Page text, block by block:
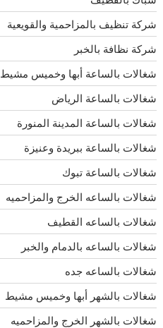
شركة تنظيف بالمزاحمية والقويعية
شركة نظافة بالخبر
شغالات بالساعة أبها وخميس مشيط
شغالات بالساعة الرياض
شغالات بالساعة المدينة المنورة
شغالات بالساعة ببريدة وعنيزة
شغالات بالساعة تبوك
شغالات بالساعه الخرج والمزاحميه
شغالات بالساعه القطيف
شغالات بالساعه بالدمام والخبر
شغالات بالساعه جده
شغالات بالشهر أبها وخميس مشيط
شغالات بالشهر الخرج والمزاحميه